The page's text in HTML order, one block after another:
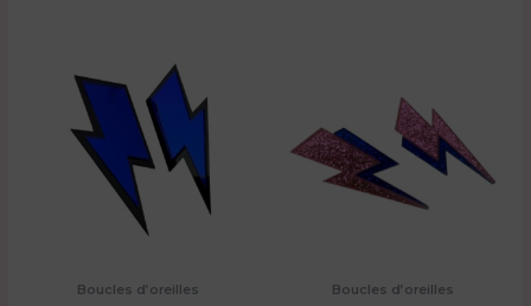
Boucles d’oreilles Boucles d’oreilles